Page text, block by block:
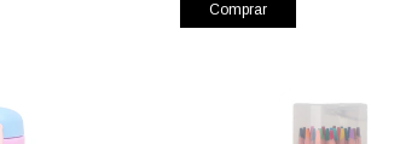
Comprar